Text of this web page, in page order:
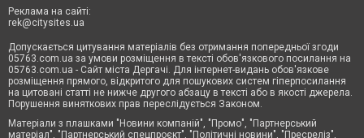
Реклама на сайті:
rek@citysites.ua
Допускається цитування матеріалів без отримання попередньої згоди
05763.com.ua за умови розміщення в тексті обов'язкового посилання на
05763.com.ua - Сайт міста Дергачі. Для інтернет-видань обов'язкове
розміщення прямого, відкритого для пошукових систем гіперпосилання
на цитовані статті не нижче другого абзацу в тексті або в якості джерела.
Порушення виняткових прав переслідується Законом.
Матеріали з плашками "Новини компаній", "Промо", "Партнерський
матеріал", "Партнерський спецпроєкт", "Політичні новини", "Пресреліз",